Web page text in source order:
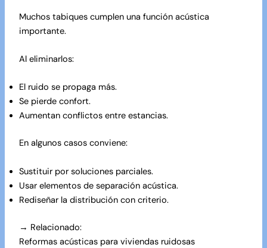
Muchos tabiques cumplen una función acústica
importante.
Al eliminarlos:
El ruido se propaga más.
Se pierde confort.
Aumentan conflictos entre estancias.
En algunos casos conviene:
Sustituir por soluciones parciales.
Usar elementos de separación acústica.
Rediseñar la distribución con criterio.
→ Relacionado:
Reformas acústicas para viviendas ruidosas